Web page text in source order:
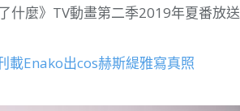
什麼》TV動畫第二季2019年夏番放送
載Enako出cos赫斯緹雅寫真照